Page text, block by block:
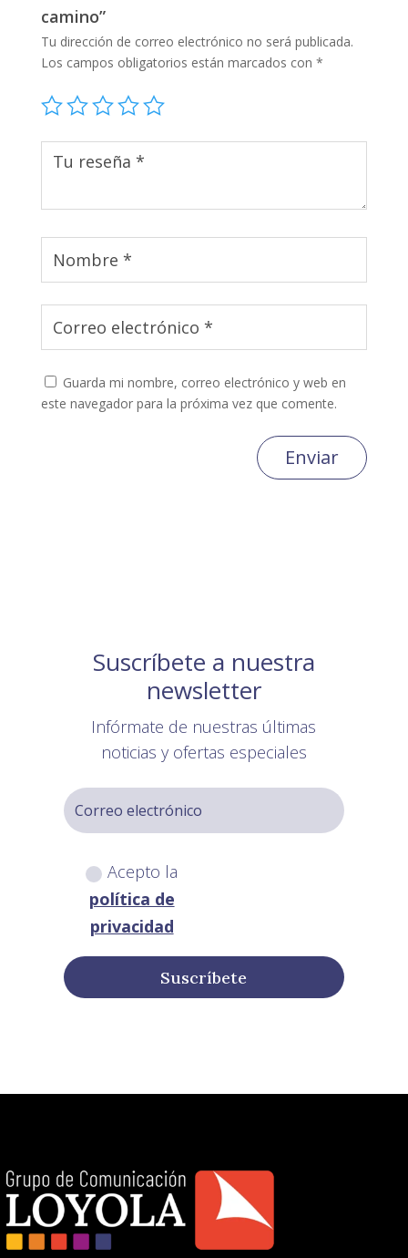
camino”
Tu dirección de correo electrónico no será publicada.
Los campos obligatorios están marcados con *
Guarda mi nombre, correo electrónico y web en
este navegador para la próxima vez que comente.
Enviar
Suscríbete a nuestra
newsletter
Infórmate de nuestras últimas
noticias y ofertas especiales
Acepto la
política de
privacidad
Suscríbete